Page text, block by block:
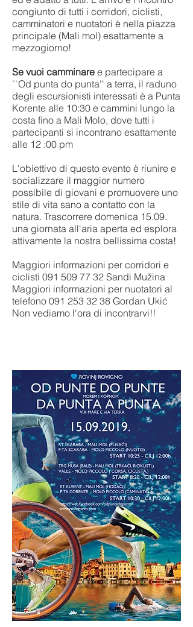
congiunto di tutti i corridori, ciclisti,
camminatori e nuotatori è nella piazza
principale (Mali mol) esattamente a
mezzogiorno!
Se vuoi camminare e partecipare a
``Od punta do punta'' a terra, il raduno
degli escursionisti interessati è a Punta
Korente alle 10:30 e cammini lungo la
costa fino a Mali Molo, dove tutti i
partecipanti si incontrano esattamente
alle 12 :00 pm
L'obiettivo di questo evento è riunire e
socializzare il maggior numero
possibile di giovani e promuovere uno
stile di vita sano a contatto con la
natura. Trascorrere domenica 15.09.
una giornata all'aria aperta ed esplora
attivamente la nostra bellissima costa!
Maggiori informazioni per corridori e
ciclisti 091 509 77 32 Sandi Mužina
Maggiori informazioni per nuotatori al
telefono 091 253 32 38 Gordan Ukić
Non vediamo l'ora di incontrarvi!!